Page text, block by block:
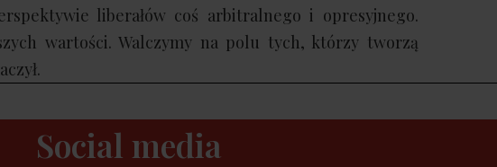
liberałów coś arbitralnego i opresyjnego.
wartości. Walczymy na polu tych, którzy tworzą
Social media